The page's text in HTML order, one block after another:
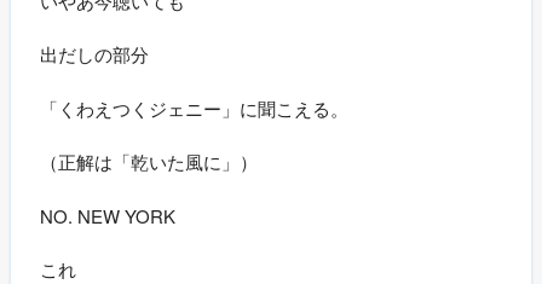
出だしの部分
「くわえつくジェニー」に聞こえる。
（正解は「乾いた風に」）
NO. NEW YORK
これ